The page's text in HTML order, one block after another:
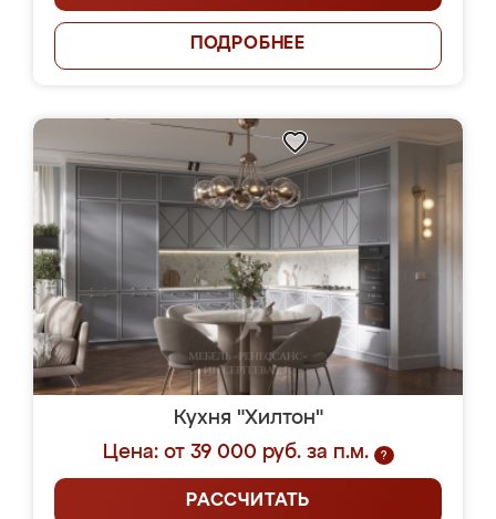
ПОДРОБНЕЕ
Кухня "Хилтон"
Цена: от 39 000 руб. за п.м.
?
РАССЧИТАТЬ